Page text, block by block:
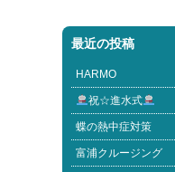
最近の投稿
HARMO
祝☆進水式
蝶の熱中症対策
富浦クルージング